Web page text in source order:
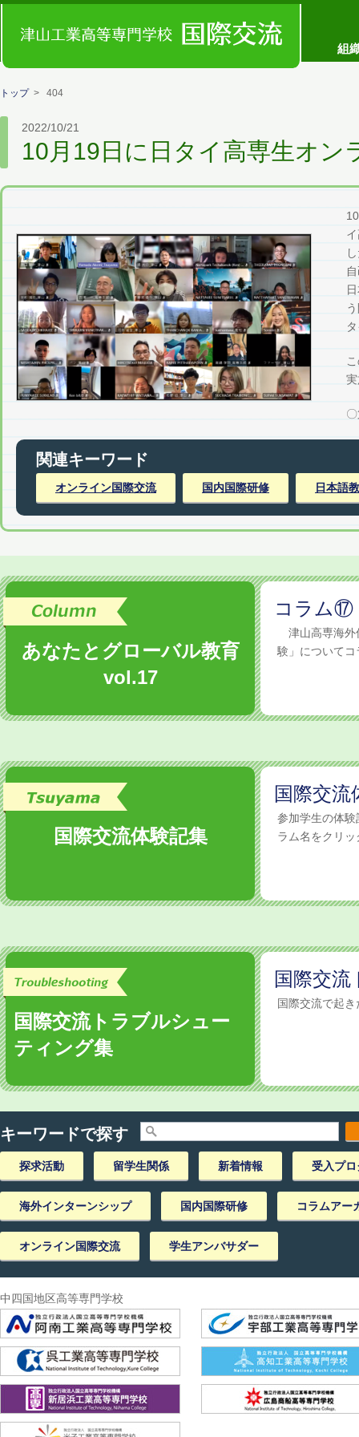
コンセプト 組
トップ> 404
2022/10/21
10月19日に日タイ高専生オン
関連キーワード
オンライン国際交流 国内国際研修 日本語
あなたとグローバル教育
vol.17
コラム⑰
津山高専海外
験」について
国際交流体験記集
国際交流
参加学生の体
ラム名をクリ
国際交流トラブルシュー
ティング集
国際交
国際交流で起
キーワードで探す
探求活動 留学生関係 新着情報 受入プ
海外インターンシップ 国内国際研修 コラムアー
オンライン国際交流 学生アンバサダー
中四国地区高等専門学校